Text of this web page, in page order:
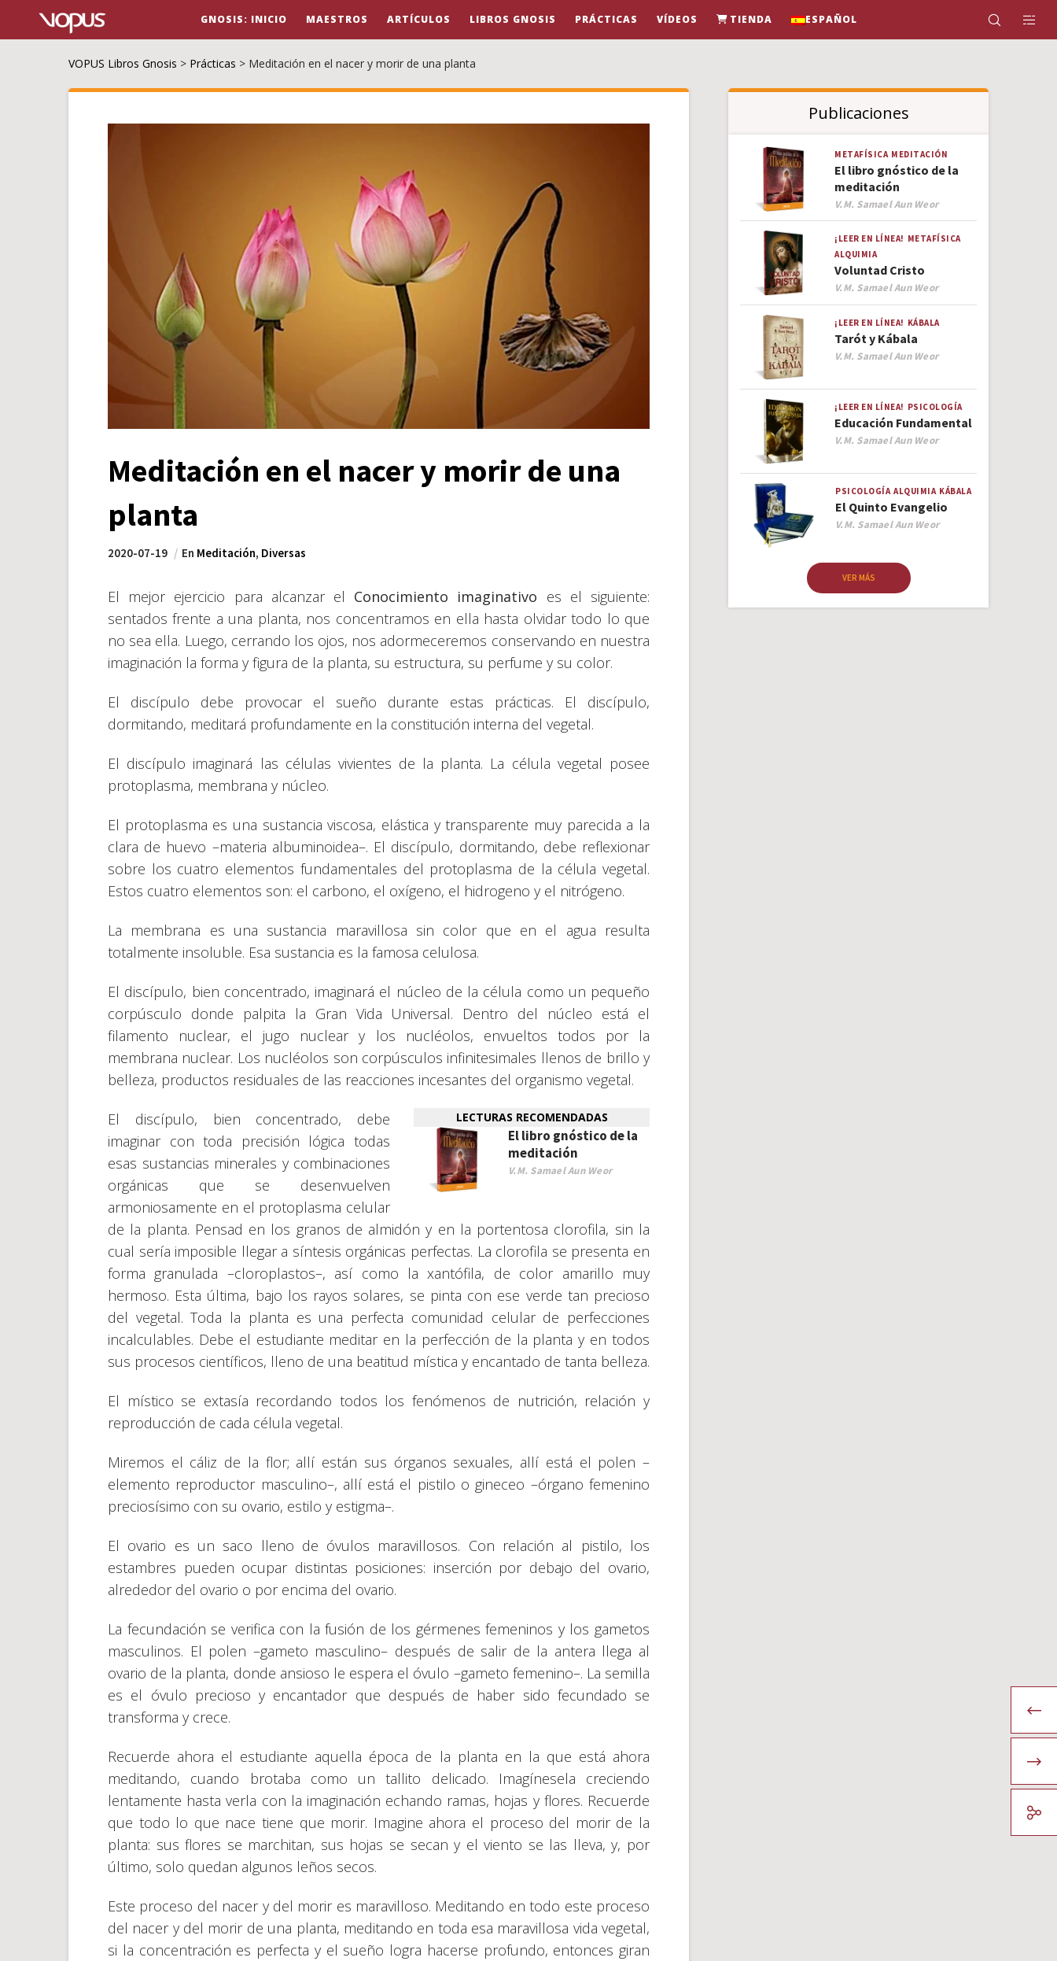
GNOSIS: INICIO MAESTROS ARTÍCULOS LIBROS GNOSIS PRÁCTICAS VÍDEOS TIENDA ESPAÑOL
VOPUS Libros Gnosis > Prácticas > Meditación en el nacer y morir de una planta
Meditación en el nacer y morir de una
planta
2020-07-19 En Meditación, Diversas
El mejor ejercicio para alcanzar el Conocimiento imaginativo es el siguiente:
sentados frente a una planta, nos concentramos en ella hasta olvidar todo lo que
no sea ella. Luego, cerrando los ojos, nos adormeceremos conservando en nuestra
imaginación la forma y figura de la planta, su estructura, su perfume y su color.
El discípulo debe provocar el sueño durante estas prácticas. El discípulo,
dormitando, meditará profundamente en la constitución interna del vegetal.
El discípulo imaginará las células vivientes de la planta. La célula vegetal posee
protoplasma, membrana y núcleo.
El protoplasma es una sustancia viscosa, elástica y transparente muy parecida a la
clara de huevo –materia albuminoidea–. El discípulo, dormitando, debe reflexionar
sobre los cuatro elementos fundamentales del protoplasma de la célula vegetal.
Estos cuatro elementos son: el carbono, el oxígeno, el hidrogeno y el nitrógeno.
La membrana es una sustancia maravillosa sin color que en el agua resulta
totalmente insoluble. Esa sustancia es la famosa celulosa.
El discípulo, bien concentrado, imaginará el núcleo de la célula como un pequeño
corpúsculo donde palpita la Gran Vida Universal. Dentro del núcleo está el
filamento nuclear, el jugo nuclear y los nucléolos, envueltos todos por la
membrana nuclear. Los nucléolos son corpúsculos infinitesimales llenos de brillo y
belleza, productos residuales de las reacciones incesantes del organismo vegetal.
LECTURAS RECOMENDADAS
El libro gnóstico de la
meditación
V.M. Samael Aun Weor
El discípulo, bien concentrado, debe
imaginar con toda precisión lógica todas
esas sustancias minerales y combinaciones
orgánicas que se desenvuelven
armoniosamente en el protoplasma celular
de la planta. Pensad en los granos de almidón y en la portentosa clorofila, sin la
cual sería imposible llegar a síntesis orgánicas perfectas. La clorofila se presenta en
forma granulada –cloroplastos–, así como la xantófila, de color amarillo muy
hermoso. Esta última, bajo los rayos solares, se pinta con ese verde tan precioso
del vegetal. Toda la planta es una perfecta comunidad celular de perfecciones
incalculables. Debe el estudiante meditar en la perfección de la planta y en todos
sus procesos científicos, lleno de una beatitud mística y encantado de tanta belleza.
El místico se extasía recordando todos los fenómenos de nutrición, relación y
reproducción de cada célula vegetal.
Miremos el cáliz de la flor; allí están sus órganos sexuales, allí está el polen –
elemento reproductor masculino–, allí está el pistilo o gineceo –órgano femenino
preciosísimo con su ovario, estilo y estigma–.
El ovario es un saco lleno de óvulos maravillosos. Con relación al pistilo, los
estambres pueden ocupar distintas posiciones: inserción por debajo del ovario,
alrededor del ovario o por encima del ovario.
La fecundación se verifica con la fusión de los gérmenes femeninos y los gametos
masculinos. El polen –gameto masculino– después de salir de la antera llega al
ovario de la planta, donde ansioso le espera el óvulo –gameto femenino–. La semilla
es el óvulo precioso y encantador que después de haber sido fecundado se
transforma y crece.
Recuerde ahora el estudiante aquella época de la planta en la que está ahora
meditando, cuando brotaba como un tallito delicado. Imagínesela creciendo
lentamente hasta verla con la imaginación echando ramas, hojas y flores. Recuerde
que todo lo que nace tiene que morir. Imagine ahora el proceso del morir de la
planta: sus flores se marchitan, sus hojas se secan y el viento se las lleva, y, por
último, solo quedan algunos leños secos.
Este proceso del nacer y del morir es maravilloso. Meditando en todo este proceso
del nacer y del morir de una planta, meditando en toda esa maravillosa vida vegetal,
si la concentración es perfecta y el sueño logra hacerse profundo, entonces giran
Publicaciones
METAFÍSICA MEDITACIÓN
El libro gnóstico de la
meditación
Author
V.M. Samael Aun Weor
¡LEER EN LÍNEA! METAFÍSICA
ALQUIMIA
Voluntad Cristo
Author
V.M. Samael Aun Weor
¡LEER EN LÍNEA! KÁBALA
Tarót y Kábala
Author
V.M. Samael Aun Weor
¡LEER EN LÍNEA! PSICOLOGÍA
Educación Fundamental
Author
V.M. Samael Aun Weor
PSICOLOGÍA ALQUIMIA KÁBALA
El Quinto Evangelio
Author
V.M. Samael Aun Weor
VER MÁS